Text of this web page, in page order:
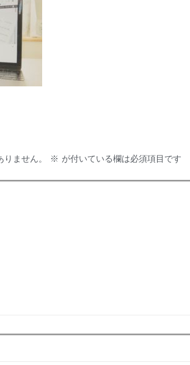
ません。 ※ が付いている欄は必須項目です